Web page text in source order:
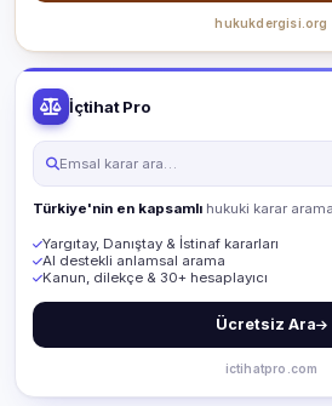
hukukdergisi.org
İçtihat Pro
Emsal karar ara…
Türkiye'nin en kapsamlı hukuki karar
Yargıtay, Danıştay & İstinaf kararları
AI destekli anlamsal arama
Kanun, dilekçe & 30+ hesaplayıcı
Ücretsiz Ara
ictihatpro.com